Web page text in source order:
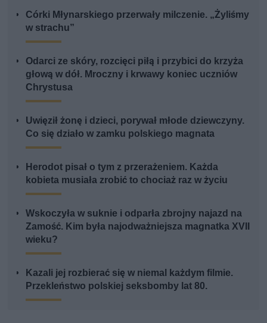
Córki Młynarskiego przerwały milczenie. „Żyliśmy
w strachu”
Odarci ze skóry, rozcięci piłą i przybici do krzyża
głową w dół. Mroczny i krwawy koniec uczniów
Chrystusa
Uwięził żonę i dzieci, porywał młode dziewczyny.
Co się działo w zamku polskiego magnata
Herodot pisał o tym z przerażeniem. Każda
kobieta musiała zrobić to chociaż raz w życiu
Wskoczyła w suknie i odparła zbrojny najazd na
Zamość. Kim była najodważniejsza magnatka XVII
wieku?
Kazali jej rozbierać się w niemal każdym filmie.
Przekleństwo polskiej seksbomby lat 80.